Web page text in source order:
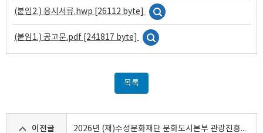
(붙임2.) 응시서류.hwp [26112 byte]
(붙임1.) 공고문.pdf [241817 byte]
목록
이전글 2026년 (재)수성문화재단 문화도시본부 관광진흥센터 수성못 관광안내소 기간제 근로자 공개채용 계획 재공고